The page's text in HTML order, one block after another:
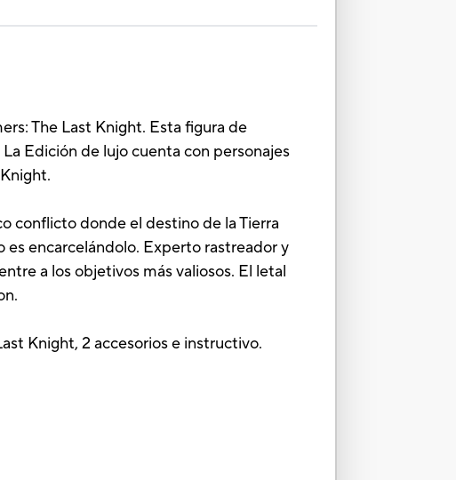
The Last Knight. Esta figura de
Edición de lujo cuenta con personajes
conflicto donde el destino de la Tierra
encarcelándolo. Experto rastreador y
a los objetivos más valiosos. El letal
Knight, 2 accesorios e instructivo.